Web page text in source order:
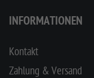
INFORMATIONEN
Kontakt
Zahlung & Versand